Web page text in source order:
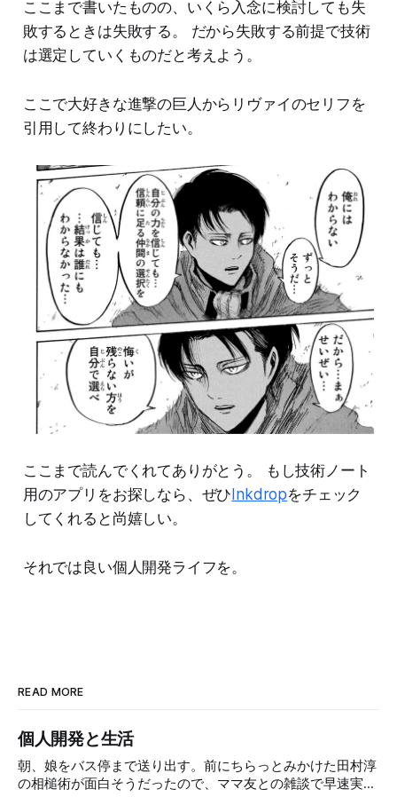
ここまで書いたものの、いくら入念に検討しても失
敗するときは失敗する。 だから失敗する前提で技術
は選定していくものだと考えよう。
ここで大好きな進撃の巨人からリヴァイのセリフを
引用して終わりにしたい。
ここまで読んでくれてありがとう。 もし技術ノート
用のアプリをお探しなら、ぜひ Inkdropをチェック
してくれると尚嬉しい。
それでは良い個人開発ライフを。
READ MORE
個人開発と生活
朝、娘をバス停まで送り出す。前にちらっとみかけた田村淳
の相槌術が面白そうだったので、ママ友との雑談で早速実践